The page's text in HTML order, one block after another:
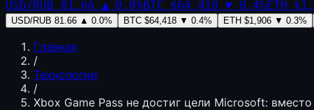
USD/RUB 81.66 ▲ 0.0%BTC $64,418 ▼ 0.4%ETH
USD/RUB 81.66 ▲ 0.0% BTC $64,418 ▼ 0.4% ETH $1,906 ▼ 0.3%
Главная
/
Технологии
/
Xbox Game Pass не достиг цели Microsoft: